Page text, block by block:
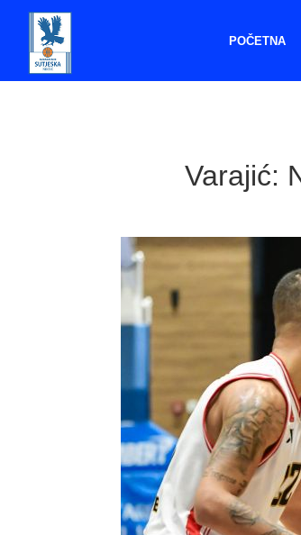
POČETNA
Varajić: